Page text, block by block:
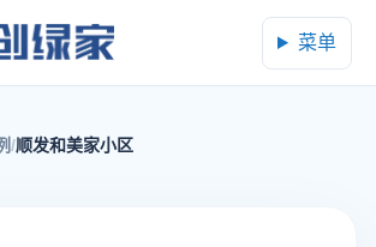
菜单
顺发和美家小区